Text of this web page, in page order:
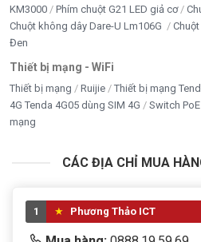
KM3000
Phím chuột G21 LED giả cơ
Chuột không dây Dare-U Lm106G
Đen
Thiết bị mạng - WiFi
Thiết bị mạng Ruijie Thiết bị mạng
4G Tenda 4G05 dùng SIM 4G
Switch
mạng
CÁC ĐỊA CHỈ MUA
1 Phương Thảo ICT